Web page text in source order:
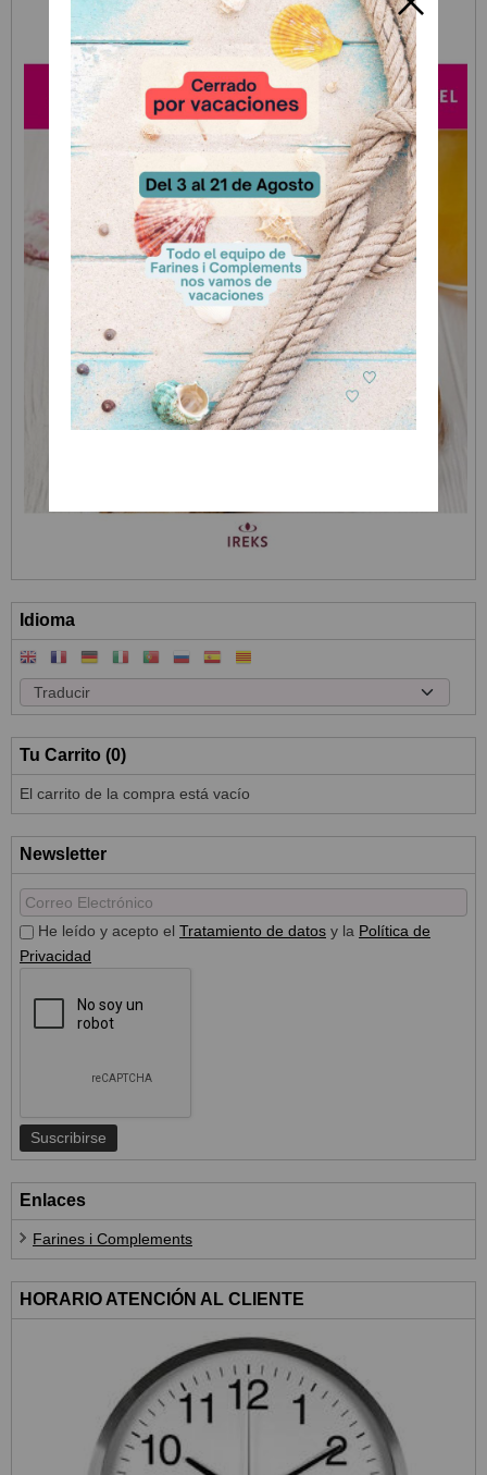
Idioma
Tu Carrito (0)
El carrito de la compra está vacío
Newsletter
He leído y acepto el Tratamiento de datos y la Política de
Privacidad
Enlaces
Farines i Complements
HORARIO ATENCIÓN AL CLIENTE